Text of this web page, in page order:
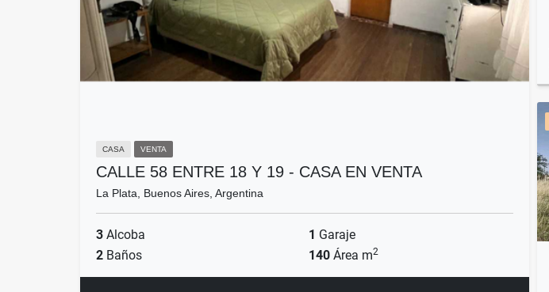
CASA VENTA
CALLE 58 ENTRE 18 Y 19 - CASA EN VENTA
La Plata, Buenos Aires, Argentina
3 Alcoba 1 Garaje
2 Baños 140 Área m2